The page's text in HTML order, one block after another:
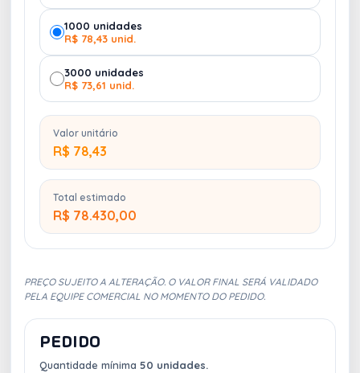
1 Cartão Personalizado para mensagem ao
colaborador -10,5 x 14,8 cm , Impressão F/V
, papel 300gr
1 Caneta de metal personalizada- Gravação
Laser
1000 unidades
R$ 78,43 unid.
3000 unidades
R$ 73,61 unid.
Valor unitário
R$ 78,43
Total estimado
R$ 78.430,00
PREÇO SUJEITO A ALTERAÇÃO. O VALOR FINAL SERÁ VALIDADO
PELA EQUIPE COMERCIAL NO MOMENTO DO PEDIDO.
PEDIDO
Quantidade mínima 50 unidades.